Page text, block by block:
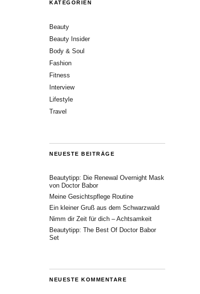
KATEGORIEN
Beauty
Beauty Insider
Body & Soul
Fashion
Fitness
Interview
Lifestyle
Travel
NEUESTE BEITRÄGE
Beautytipp: Die Renewal Overnight Mask
von Doctor Babor
Meine Gesichtspflege Routine
Ein kleiner Gruß aus dem Schwarzwald
Nimm dir Zeit für dich – Achtsamkeit
Beautytipp: The Best Of Doctor Babor
Set
NEUESTE KOMMENTARE